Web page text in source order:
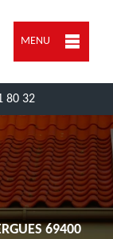
MENU
80 32
69400